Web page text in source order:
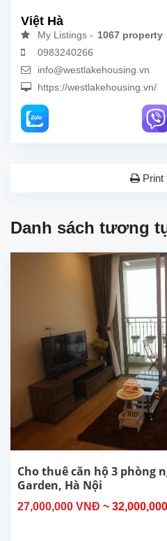
Việt Hà
My Listings - 1067 property
0983240266
info@westlakehousing.vn
https://westlakehousing.vn/
Print
Danh sách tương
Cho thuê căn hộ 3 phòng
Garden, Hà Nội
27,000,000 VNĐ ~